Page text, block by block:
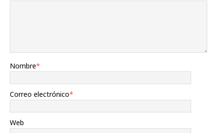
Nombre*
Correo electrónico*
Web